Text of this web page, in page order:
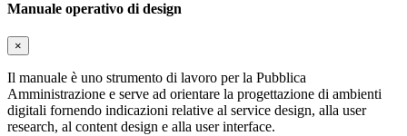
Manuale operativo di design
×
Il manuale è uno strumento di lavoro per la Pubblica
Amministrazione e serve ad orientare la progettazione di ambienti
digitali fornendo indicazioni relative al service design, alla user
research, al content design e alla user interface.